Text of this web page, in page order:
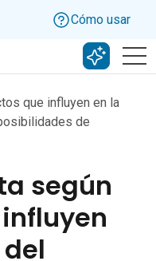
Cómo usar
Buscar
que influyen en la
de
según